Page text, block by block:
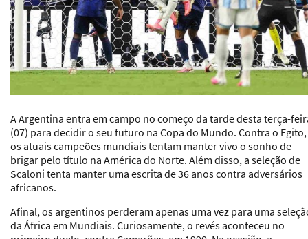
A Argentina entra em campo no começo da tarde desta terça-
(07) para decidir o seu futuro na Copa do Mundo. Contra o Egito,
os atuais campeões mundiais tentam manter vivo o sonho de
brigar pelo título na América do Norte. Além disso, a seleção de
Scaloni tenta manter uma escrita de 36 anos contra adversários
africanos.
Afinal, os argentinos perderam apenas uma vez para uma
da África em Mundiais. Curiosamente, o revés aconteceu no